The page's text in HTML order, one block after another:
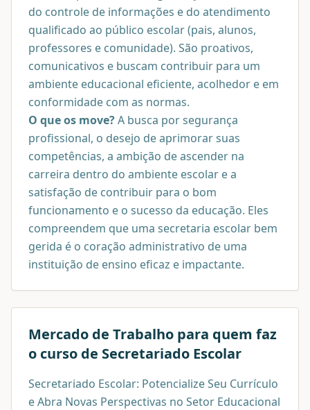
do controle de informações e do atendimento
qualificado ao público escolar (pais, alunos,
professores e comunidade). São proativos,
comunicativos e buscam contribuir para um
ambiente educacional eficiente, acolhedor e em
conformidade com as normas.
O que os move?A busca por segurança
profissional, o desejo de aprimorar suas
competências, a ambição de ascender na
carreira dentro do ambiente escolar e a
satisfação de contribuir para o bom
funcionamento e o sucesso da educação. Eles
compreendem que uma secretaria escolar bem
gerida é o coração administrativo de uma
instituição de ensino eficaz e impactante.
Mercado de Trabalho para quem faz
o curso de Secretariado Escolar
Secretariado Escolar: Potencialize Seu Currículo
e Abra Novas Perspectivas no Setor Educacional